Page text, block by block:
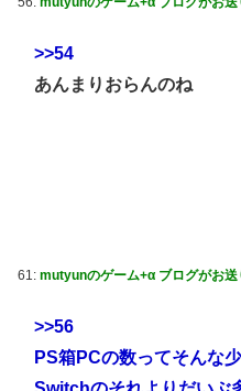
>>54
あんまりおらんのね
61: mutyunのゲーム+α ブログがお送
>>56
PS箱PCの数ってそんな